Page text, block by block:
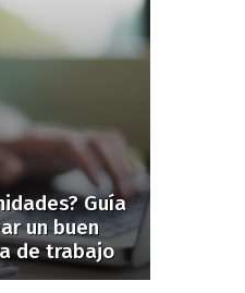
Guía
un buen
de trabajo